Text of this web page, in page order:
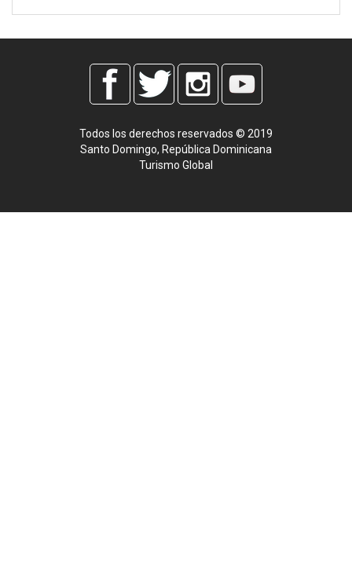
Todos los derechos reservados © 2019
Santo Domingo, República Dominicana
Turismo Global